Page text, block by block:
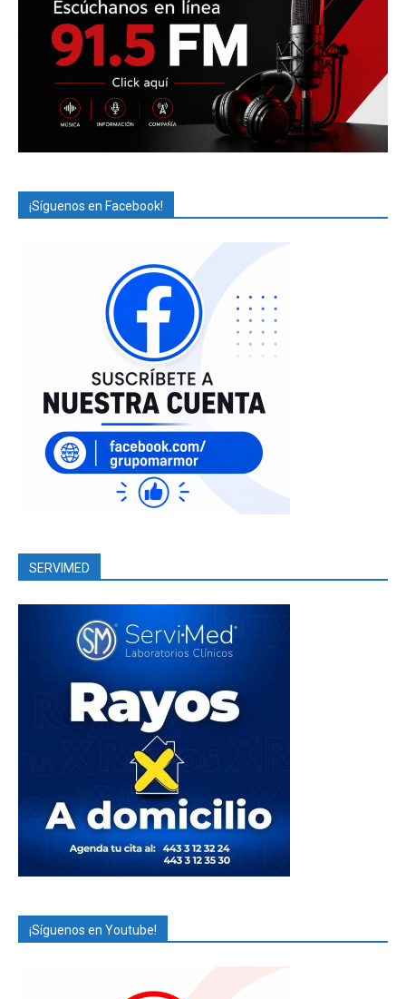
¡Síguenos en Facebook!
SERVIMED
¡Síguenos en Youtube!